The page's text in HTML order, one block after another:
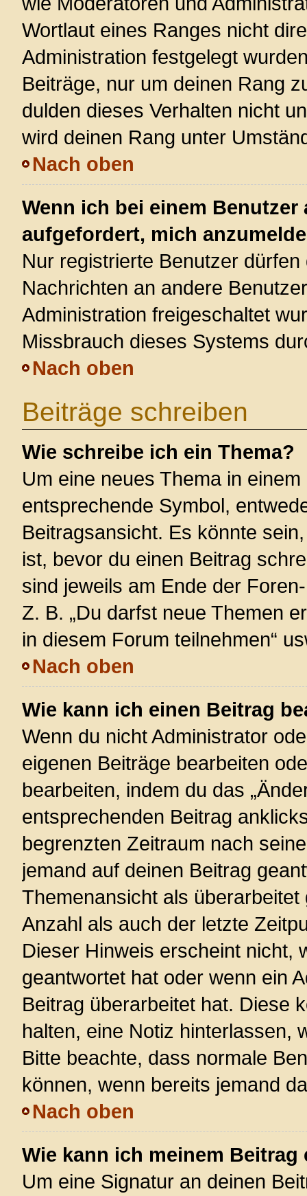
Wortlaut eines Ranges nicht
Administration festgelegt
Beiträge, nur um deinen Rang
dulden dieses Verhalten nicht
wird deinen Rang unter
Nach oben
Wenn ich bei einem
aufgefordert, mich
Nur registrierte Benutzer
Nachrichten an andere
Administration freigeschaltet
Missbrauch dieses Systems
Nach oben
Beiträge schreiben
Wie schreibe ich ein Thema?
Um eine neues Thema in
entsprechende Symbol,
Beitragsansicht. Es könnte
ist, bevor du einen Beitrag
sind jeweils am Ende der
Z. B. „Du darfst neue Themen
in diesem Forum teilnehmen“
Nach oben
Wie kann ich einen Beitrag
Wenn du nicht Administrator
eigenen Beiträge bearbeiten
bearbeiten, indem du das
entsprechenden Beitrag
begrenzten Zeitraum nach
jemand auf deinen Beitrag
Themenansicht als
Anzahl als auch der letzte
Dieser Hinweis erscheint nicht,
geantwortet hat oder wenn ein
Beitrag überarbeitet hat. Diese
halten, eine Notiz hinterlassen,
Bitte beachte, dass normale
können, wenn bereits jemand
Nach oben
Wie kann ich meinem
Um eine Signatur an deinen